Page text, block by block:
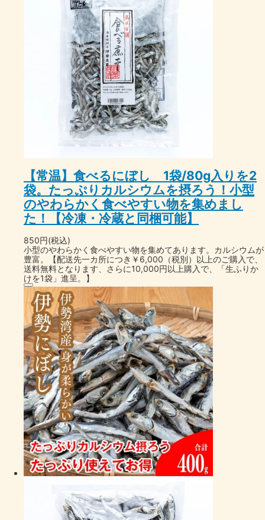
【常温】食べるにぼし 1袋/80g入りを2
袋。たっぷりカルシウムを摂ろう！小型
のやわらかく食べやすい物を集めまし
た！【冷凍・冷蔵と同梱可能】
850円(税込)
小型のやわらかく食べやすい物を集めてあります。カルシウムが
豊富。【配送先一カ所につき￥6,000（税別）以上のご購入で、
送料無料となります、さらに10,000円以上購入で、「生ふりか
けを1袋」進呈。】